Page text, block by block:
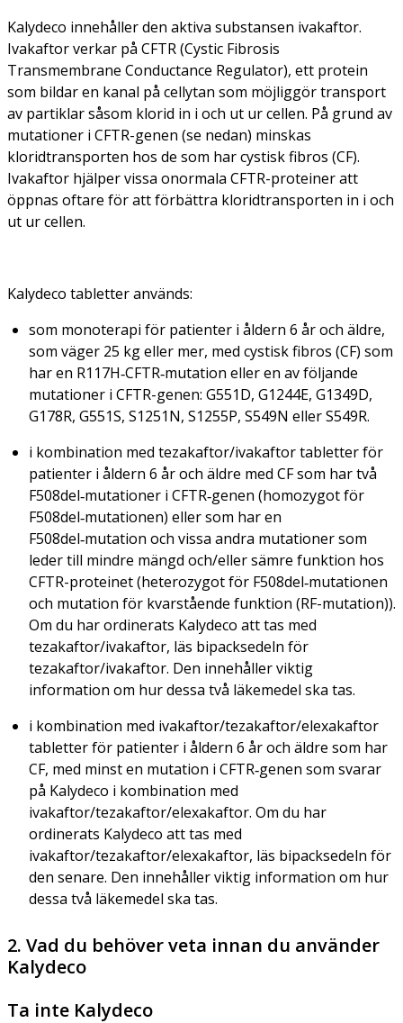
Kalydeco innehåller den aktiva substansen ivakaftor.
Ivakaftor verkar på CFTR (Cystic Fibrosis
Transmembrane Conductance Regulator), ett protein
som bildar en kanal på cellytan som möjliggör transport
av partiklar såsom klorid in i och ut ur cellen. På grund av
mutationer i CFTR-genen (se nedan) minskas
kloridtransporten hos de som har cystisk fibros (CF).
Ivakaftor hjälper vissa onormala CFTR-proteiner att
öppnas oftare för att förbättra kloridtransporten in i och
ut ur cellen.
Kalydeco tabletter används:
som monoterapi för patienter i åldern 6 år och äldre,
som väger 25 kg eller mer, med cystisk fibros (CF) som
har en R117H‑CFTR‑mutation eller en av följande
mutationer i CFTR-genen: G551D, G1244E, G1349D,
G178R, G551S, S1251N, S1255P, S549N ellerS549R.
i kombination med tezakaftor/ivakaftor tabletter för
patienter i åldern 6 år och äldre med CF som har två
F508del‑mutationer i CFTR‑genen (homozygot för
F508del‑mutationen) eller som har en
F508del‑mutation och vissa andra mutationer som
leder till mindre mängd och/eller sämre funktion hos
CFTR-proteinet (heterozygot för F508del‑mutationen
och mutation för kvarstående funktion (RF-mutation)).
Om du har ordinerats Kalydeco att tas med
tezakaftor/ivakaftor, läs bipacksedeln för
tezakaftor/ivakaftor. Den innehåller viktig
information om hur dessa två läkemedel ska tas.
i kombination med ivakaftor/tezakaftor/elexakaftor
tabletter för patienter i åldern 6 år och äldre som har
CF, med minst en mutation i CFTR‑genen som svarar
på Kalydeco i kombination med
ivakaftor/tezakaftor/elexakaftor. Om du har
ordinerats Kalydeco att tas med
ivakaftor/tezakaftor/elexakaftor, läs bipacksedeln för
den senare. Den innehåller viktig information om hur
dessa två läkemedel ska tas.
2. Vad du behöver veta innan du använder
Kalydeco
Ta inte Kalydeco